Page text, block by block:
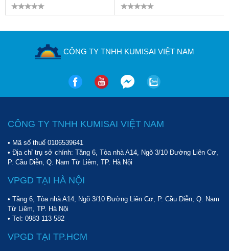
CÔNG TY TNHH KUMISAI VIỆT NAM
CÔNG TY TNHH KUMISAI VIỆT NAM
• Mã số thuế 0106539641
• Địa chỉ trụ sở chính: Tầng 6, Tòa nhà A14, Ngõ 3/10 Đường Liên Cơ,
P. Cầu Diễn, Q. Nam Từ Liêm, TP. Hà Nội
VPGD TẠI HÀ NỘI
• Tầng 6, Tòa nhà A14, Ngõ 3/10 Đường Liên Cơ, P. Cầu Diễn, Q. Nam
Từ Liêm, TP. Hà Nội
• Tel: 0983 113 582
VPGD TẠI TP.HCM